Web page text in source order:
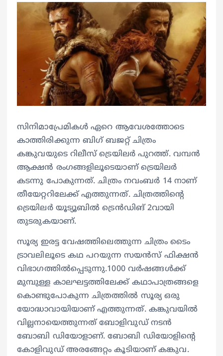
സിനിമാപ്രേമികൾ ഏറെ ആവേശത്തോടെ
കാത്തിരിക്കുന്ന ബിഗ് ബജറ്റ് ചിത്രം
കങ്കുവയുടെ റിലീസ് ട്രെയിലർ പുറത്ത്. വമ്പൻ
ആക്ഷൻ രംഗങ്ങളിലൂടെയാണ് ട്രെയിലർ
കടന്നു പോകുന്നത്. ചിത്രം നവംബർ 14 നാണ്
തീയേറ്ററിലേക്ക് എത്തുന്നത്. ചിത്രത്തിന്റെ
ട്രെയിലർ യൂട്യൂബിൽ ട്രെൻഡിങ് 2വായി
തുടരുകയാണ്.
സൂര്യ ഇരട്ട വേഷത്തിലെത്തുന്ന ചിത്രം ടൈം
ട്രാവലിലൂടെ കഥ പറയുന്ന സയൻസ് ഫിക്ഷൻ
വിഭാഗത്തിൽപ്പെടുന്നു.1000 വർഷങ്ങൾക്ക്
മുമ്പുള്ള കാലഘട്ടത്തിലേക്ക് കഥാപാത്രങ്ങളെ
കൊണ്ടുപോകുന്ന ചിത്രത്തിൽ സൂര്യ ഒരു
യോദ്ധാവായിയാണ് എത്തുന്നത്. കങ്കുവയിൽ
വില്ലനായെത്തുന്നത് ബോളിവുഡ് നടൻ
ബോബി ഡിയോളാണ്. ബോബി ഡിയോളിന്റെ
കോളിവുഡ് അരങ്ങേറ്റം കൂടിയാണ് കങ്കുവ.